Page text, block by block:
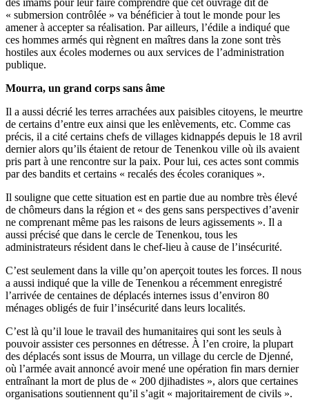
« submersion contrôlée » va bénéficier à tout le monde pour les
amener à accepter sa réalisation. Par ailleurs, l’édile a indiqué que
ces hommes armés qui règnent en maîtres dans la zone sont très
hostiles aux écoles modernes ou aux services de l’administration
publique.
Mourra, un grand corps sans âme
Il a aussi décrié les terres arrachées aux paisibles citoyens, le meurtre
de certains d’entre eux ainsi que les enlèvements, etc. Comme cas
précis, il a cité certains chefs de villages kidnappés depuis le 18 avril
dernier alors qu’ils étaient de retour de Tenenkou ville où ils avaient
pris part à une rencontre sur la paix. Pour lui, ces actes sont commis
par des bandits et certains « recalés des écoles coraniques ».
Il souligne que cette situation est en partie due au nombre très élevé
de chômeurs dans la région et « des gens sans perspectives d’avenir
ne comprenant même pas les raisons de leurs agissements ». Il a
aussi précisé que dans le cercle de Tenenkou, tous les
administrateurs résident dans le chef-lieu à cause de l’insécurité.
C’est seulement dans la ville qu’on aperçoit toutes les forces. Il nous
a aussi indiqué que la ville de Tenenkou a récemment enregistré
l’arrivée de centaines de déplacés internes issus d’environ 80
ménages obligés de fuir l’insécurité dans leurs localités.
C’est là qu’il loue le travail des humanitaires qui sont les seuls à
pouvoir assister ces personnes en détresse. À l’en croire, la plupart
des déplacés sont issus de Mourra, un village du cercle de Djenné,
où l’armée avait annoncé avoir mené une opération fin mars dernier
entraînant la mort de plus de « 200 djihadistes », alors que certaines
organisations soutiennent qu’il s’agit « majoritairement de civils ».